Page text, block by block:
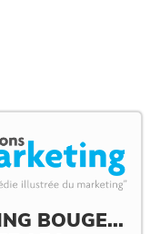
BOUGE...